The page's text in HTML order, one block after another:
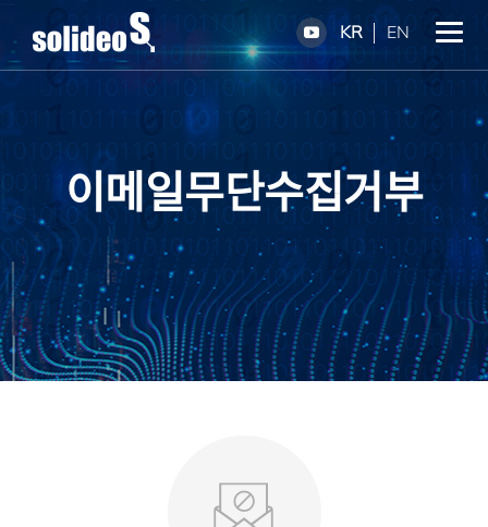
KR EN
이메일무단수집거부